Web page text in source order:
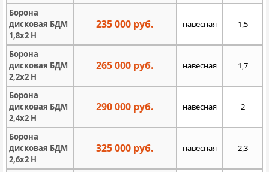
Борона
дисковая БДМ
1,8х2 Н
235 000 руб. навесная 1,5
Борона
дисковая БДМ
2,2х2 Н
265 000 руб. навесная 1,7
Борона
дисковая БДМ
2,4х2 Н
290 000 руб. навесная 2
Борона
дисковая БДМ
2,6х2 Н
325 000 руб. навесная 2,3